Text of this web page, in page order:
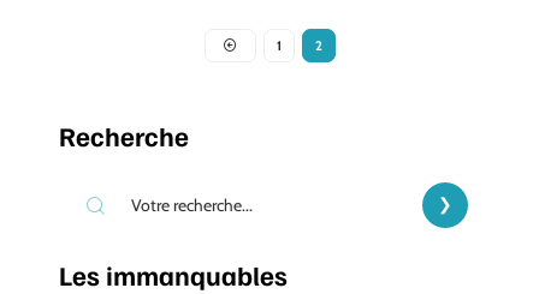
1 2
Recherche
Les immanquables